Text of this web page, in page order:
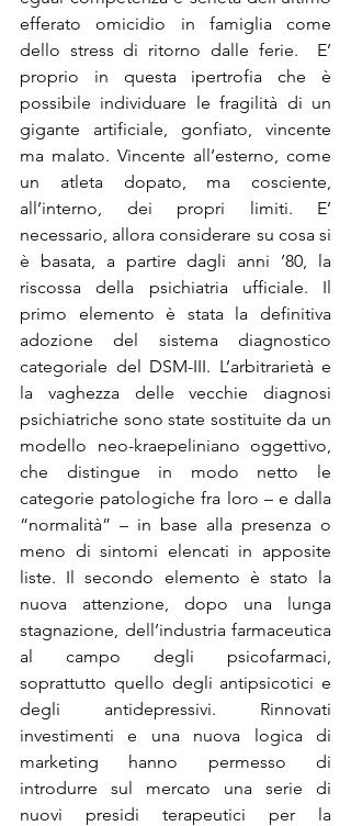
efferato omicidio in famiglia come
dello stress di ritorno dalle ferie.  E’
proprio in questa ipertrofia che è
possibile individuare le fragilità di un
gigante artificiale, gonfiato, vincente
ma malato. Vincente all’esterno, come
un atleta dopato, ma cosciente,
all’interno, dei propri limiti. E’
necessario, allora considerare su cosa si
è basata, a partire dagli anni ’80, la
riscossa della psichiatria ufficiale. Il
primo elemento è stata la definitiva
adozione del sistema diagnostico
categoriale del DSM-III. L’arbitrarietà e
la vaghezza delle vecchie diagnosi
psichiatriche sono state sostituite da un
modello neo-kraepeliniano oggettivo,
che distingue in modo netto le
categorie patologiche fra loro – e dalla
“normalità” – in base alla presenza o
meno di sintomi elencati in apposite
liste. Il secondo elemento è stato la
nuova attenzione, dopo una lunga
stagnazione, dell’industria farmaceutica
al campo degli psicofarmaci,
soprattutto quello degli antipsicotici e
degli antidepressivi. Rinnovati
investimenti e una nuova logica di
marketing hanno permesso di
introdurre sul mercato una serie di
nuovi presidi terapeutici per la